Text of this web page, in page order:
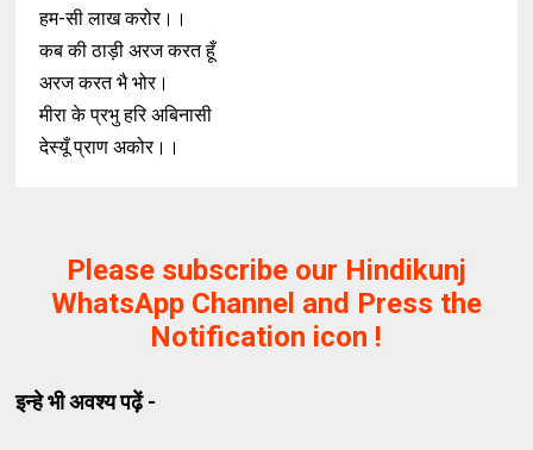
हम-सी लाख करोर।।
कब की ठाड़ी अरज करत हूँ
अरज करत भै भोर।
मीरा के प्रभु हरि अबिनासी
देस्यूँ प्राण अकोर।।
Please subscribe our Hindikunj
WhatsApp Channel and Press the
Notification icon !
इन्हे भी अवश्य पढ़ें -